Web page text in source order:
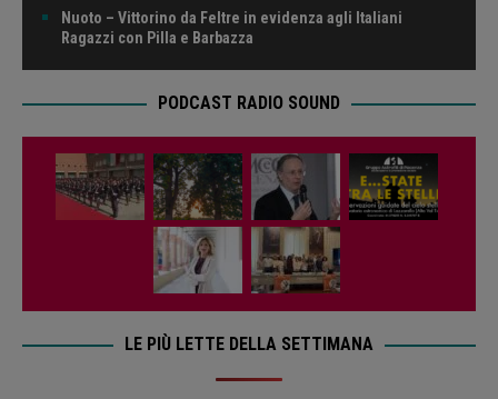
Nuoto – Vittorino da Feltre in evidenza agli Italiani
Ragazzi con Pilla e Barbazza
PODCAST RADIO SOUND
LE PIÙ LETTE DELLA SETTIMANA